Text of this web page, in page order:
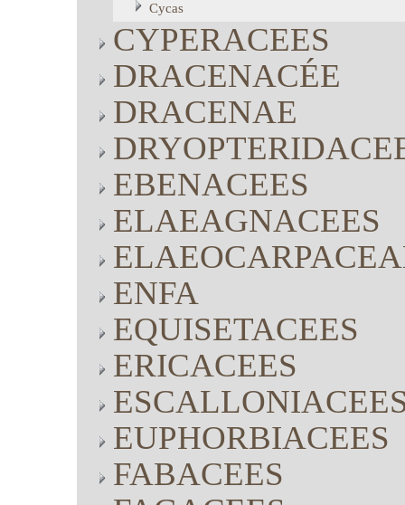
Cycas
CYPERACEES
DRACENACÉE
DRACENAE
EBENACEES
ELAEAGNACEES
ENFA
EQUISETACEES
ERICACEES
EUPHORBIACEES
FABACEES